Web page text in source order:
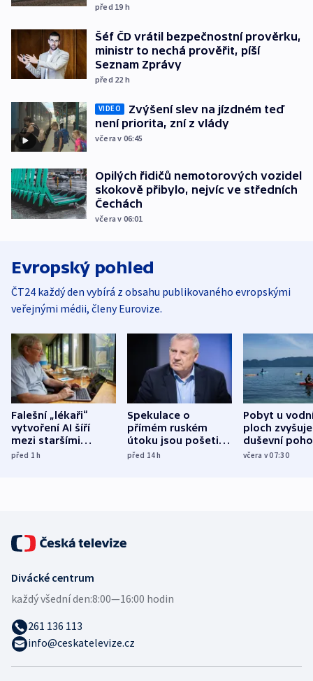
před 19 h
Šéf ČD vrátil bezpečnostní prověrku,
ministr to nechá prověřit, píší
Seznam Zprávy
před 22 h
VIDEO
Zvýšení slev na jízdném teď
není priorita, zní z vlády
včera v 06:45
Opilých řidičů nemotorových vozidel
skokově přibylo, nejvíc ve středních
Čechách
včera v 06:01
Evropský pohled
ČT24 každý den vybírá z obsahu publikovaného evropskými
veřejnými médii, členy Eurovize.
Falešní „lékaři“
vytvoření AI šíří
mezi staršími
Poláky nebezpečné
před 1h
Spekulace o
přímém ruském
útoku jsou pošetilé,
míní estonský
před 14h
Pobyt u
ploch zvyšuje
duševní
ukázala
včera v 07:30
Divácké centrum
každý všední den:8:00—16:00 hodin
261 136 113
info@ceskatelevize.cz